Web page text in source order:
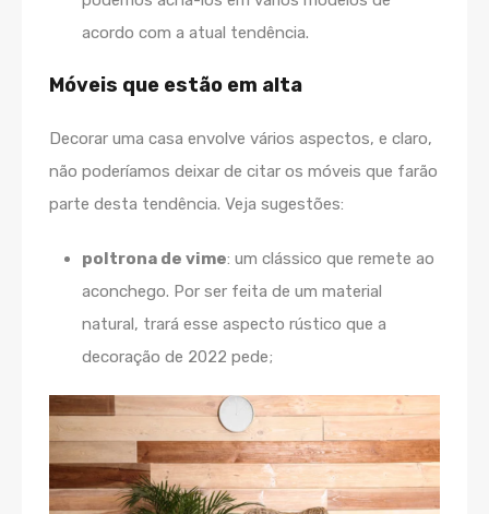
acordo com a atual tendência.
Móveis que estão em alta
Decorar uma casa envolve vários aspectos, e claro,
não poderíamos deixar de citar os móveis que farão
parte desta tendência. Veja sugestões:
poltrona de vime: um clássico que remete ao
aconchego. Por ser feita de um material
natural, trará esse aspecto rústico que a
decoração de 2022 pede;